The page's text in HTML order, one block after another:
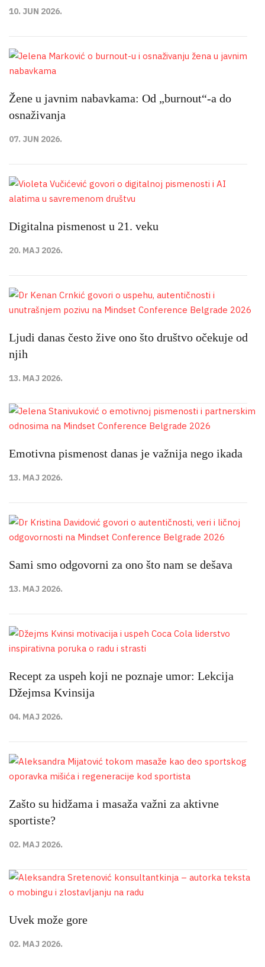
10. JUN 2026.
Žene u javnim nabavkama: Od „burnout“-a do
osnaživanja
07. JUN 2026.
Digitalna pismenost u 21. veku
20. MAJ 2026.
Ljudi danas često žive ono što društvo očekuje od
njih
13. MAJ 2026.
Emotivna pismenost danas je važnija nego ikada
13. MAJ 2026.
Sami smo odgovorni za ono što nam se dešava
13. MAJ 2026.
Recept za uspeh koji ne poznaje umor: Lekcija
Džejmsa Kvinsija
04. MAJ 2026.
Zašto su hidžama i masaža važni za aktivne
sportiste?
02. MAJ 2026.
Uvek može gore
02. MAJ 2026.